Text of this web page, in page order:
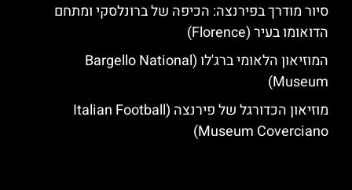
סיור מודרך בפירנצה: הכיפה של ברונלסקי ומתחם
הדואומו בעיר (Florence)
המוזיאון הלאומי ברג'לו (Bargello National
Museum)
מוזיאון הכדורגל של פירנצה (Italian Football
Museum Coverciano)